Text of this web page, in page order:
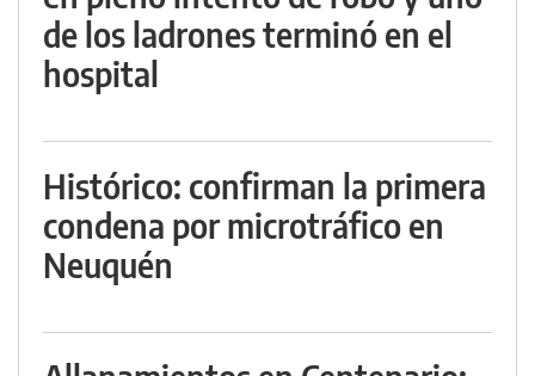
de los ladrones terminó en el
hospital
Histórico: confirman la primera
condena por microtráfico en
Neuquén